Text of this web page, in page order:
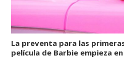
La preventa para las
película de Barbie empieza